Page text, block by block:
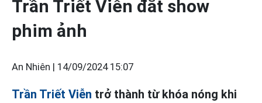
Trần Triết Viễn đắt show
phim ảnh
An Nhiên | 14/09/2024 15:07
Trần Triết Viễn trở thành từ khóa nóng khi